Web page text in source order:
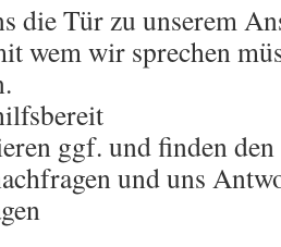
die Tür zu unserem
wem wir sprechen
ggf. und finden
und uns